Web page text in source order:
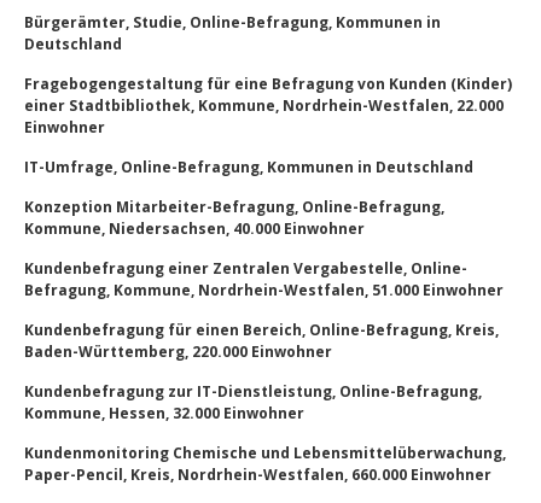
Bürgerämter, Studie, Online-Befragung, Kommunen in
Deutschland
Fragebogengestaltung für eine Befragung von Kunden (Kinder)
einer Stadtbibliothek, Kommune, Nordrhein-Westfalen, 22.000
Einwohner
IT-Umfrage, Online-Befragung, Kommunen in Deutschland
Konzeption Mitarbeiter-Befragung, Online-Befragung,
Kommune, Niedersachsen, 40.000 Einwohner
Kundenbefragung einer Zentralen Vergabestelle, Online-
Befragung, Kommune, Nordrhein-Westfalen, 51.000 Einwohner
Kundenbefragung für einen Bereich, Online-Befragung, Kreis,
Baden-Württemberg, 220.000 Einwohner
Kundenbefragung zur IT-Dienstleistung, Online-Befragung,
Kommune, Hessen, 32.000 Einwohner
Kundenmonitoring Chemische und Lebensmittelüberwachung,
Paper-Pencil, Kreis, Nordrhein-Westfalen, 660.000 Einwohner